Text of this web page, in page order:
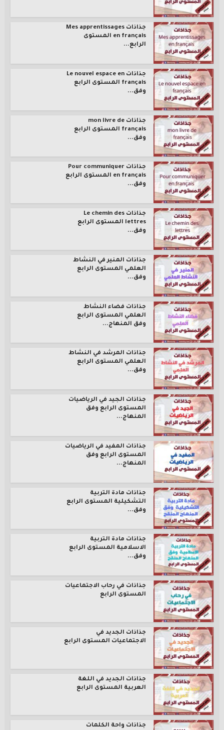
جذاذات Mes apprentissages
en français المستوى
الرابع...
جذاذات Le nouvel espace en
français المستوى الرابع
وفق...
جذاذات mon livre de
français المستوى الرابع
وفق...
جذاذات Pour communiquer
en français المستوى الرابع
وفق...
جذاذات Le chemin des
lettres المستوى الرابع
وفق...
جذاذات المنير في النشاط
العلمي المستوى الرابع
وفق...
جذاذات فضاء النشاط
العلمي المستوى الرابع
وفق المنهاج...
جذاذات المرشد في النشاط
العلمي المستوى الرابع
وفق...
جذاذات الجيد في الرياضيات
المستوى الرابع وفق
المنهاج...
جذاذات المفيد في الرياضيات
المستوى الرابع وفق
المنهاج...
جذاذات مادة التربية
التشكيلية المستوى الرابع
وفق...
جذاذات مادة التربية
الاسلامية المستوى الرابع
وفق...
جذاذات في رحاب الاجتماعيات
المستوى الرابع
جذاذات الجديد في
الاجتماعيات المستوى الرابع
جذاذات الجديد في اللغة
العربية المستوى الرابع
جذاذات واحة الكلمات